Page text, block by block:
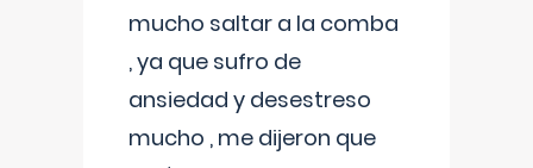
mucho saltar a la comba
, ya que sufro de
ansiedad y desestreso
mucho , me dijeron que